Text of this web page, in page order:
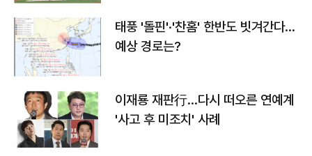
태풍 '돌핀'·'찬홈' 한반도 빗겨간다…
예상 경로는?
이재룡 재판行…다시 떠오른 연예계
'사고 후 미조치' 사례